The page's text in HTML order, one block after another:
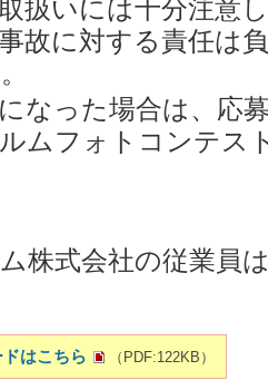
扱いには十分注意
故に対する責任は
なった場合は、応
ルムフォトコンテス
株式会社の従業員
はこちら （PDF:122KB）